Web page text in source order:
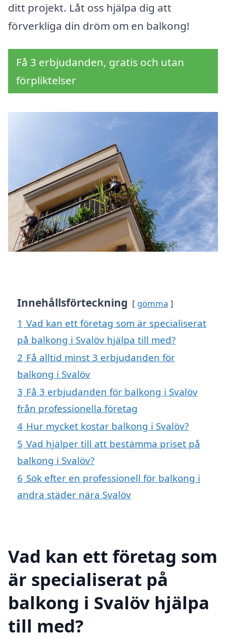
ditt projekt. Låt oss hjälpa dig att
förverkliga din dröm om en balkong!
Få 3 erbjudanden, gratis och utan
förpliktelser
Innehållsförteckning gömma
1 Vad kan ett företag som är specialiserat
på balkong i Svalöv hjälpa till med?
2 Få alltid minst 3 erbjudanden för
balkong i Svalöv
3 Få 3 erbjudanden för balkong i Svalöv
från professionella företag
4 Hur mycket kostar balkong i Svalöv?
5 Vad hjälper till att bestämma priset på
balkong i Svalöv?
6 Sök efter en professionell för balkong i
andra städer nära Svalöv
Vad kan ett företag som
är specialiserat på
balkong i Svalöv hjälpa
till med?